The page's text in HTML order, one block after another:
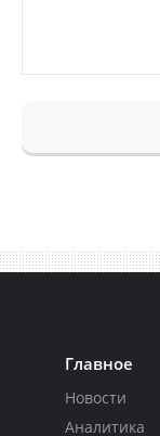
Главное
Новости
Аналитика